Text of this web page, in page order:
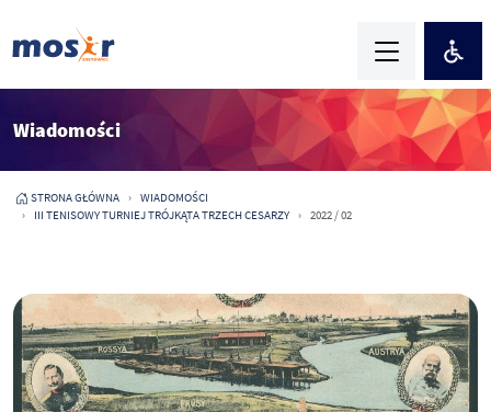
Wiadomości
STRONA GŁÓWNA
WIADOMOŚCI
III TENISOWY TURNIEJ TRÓJKĄTA TRZECH CESARZY
2022 / 02